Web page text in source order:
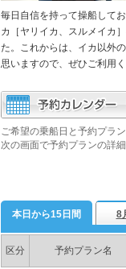
毎日自信を持って操船して
カ［ヤリイカ、スルメイカ
た。これからは、イカ以外
思いますので、ぜひご利用く
ご希望の乗船日と予約プラ
次の画面で予約プランの詳
本日から15日間
8
区分 予約プラン名